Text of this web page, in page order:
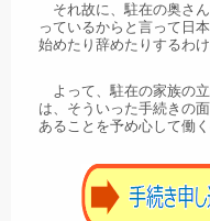
それ故に、駐在の奥さ
っているからと言って日
始めたり辞めたりするわ
よって、駐在の家族の
は、そういった手続きの
あることを予め心して働